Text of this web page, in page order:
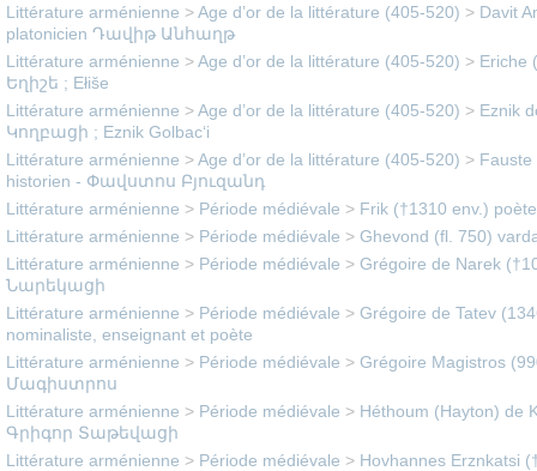
Littérature arménienne >Age d’or de la littérature (405-520) > Davit
platonicien Դավիթ Անհաղթ
Littérature arménienne >Age d’or de la littérature (405-520) > Eriche
Եղիշե ; Ełiše
Littérature arménienne >Age d’or de la littérature (405-520) > Eznik
Կողբացի ; Eznik Golbac‘i
Littérature arménienne >Age d’or de la littérature (405-520) > Fauste
historien - Փավստոս Բյուզանդ
Littérature arménienne > Période médiévale > Frik (†1310 env.)
Littérature arménienne > Période médiévale > Ghevond (fl. 750)
Littérature arménienne > Période médiévale > Grégoire de Narek
Նարեկացի
Littérature arménienne > Période médiévale > Grégoire de Tatev
nominaliste, enseignant et poète
Littérature arménienne > Période médiévale > Grégoire Magistros
Մագիստրոս
Littérature arménienne > Période médiévale > Héthoum (Hayton) de
Գրիգոր Տաթեվացի
Littérature arménienne > Période médiévale > Hovhannes Erznkatsi